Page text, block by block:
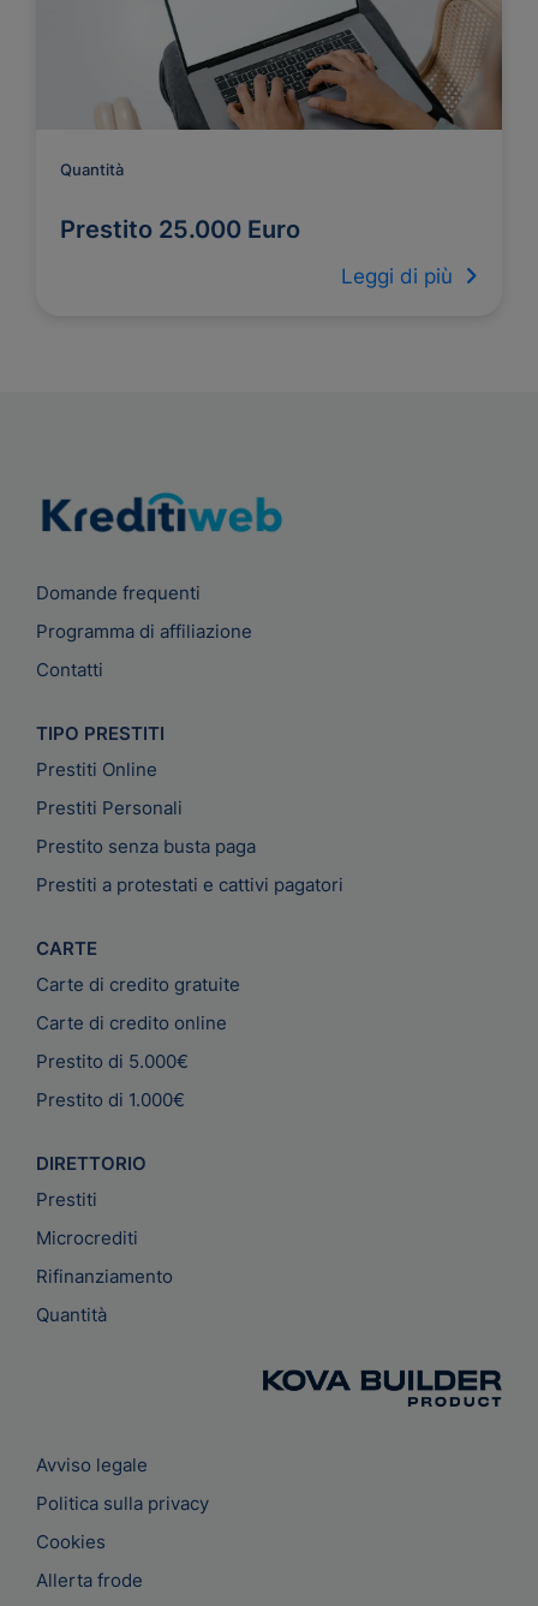
Quantità
Prestito 25.000 Euro
Leggi di più
Domande frequenti
Programma di affiliazione
Contatti
TIPO PRESTITI
Prestiti Online
Prestiti Personali
Prestito senza busta paga
Prestiti a protestati e cattivi pagatori
CARTE
Carte di credito gratuite
Carte di credito online
Prestito di 5.000€
Prestito di 1.000€
DIRETTORIO
Prestiti
Microcrediti
Rifinanziamento
Quantità
Avviso legale
Politica sulla privacy
Cookies
Allerta frode